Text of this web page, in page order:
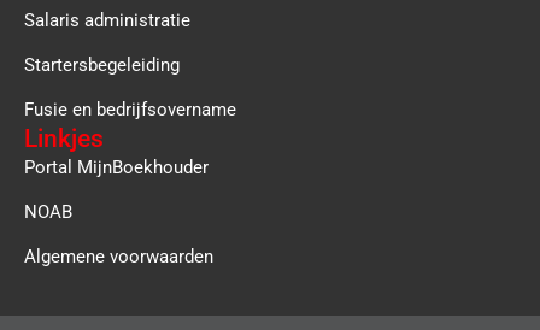
Salaris administratie
Startersbegeleiding
Fusie en bedrijfsovername
Linkjes
Portal MijnBoekhouder
NOAB
Algemene voorwaarden